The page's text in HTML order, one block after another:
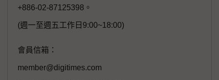
+886-02-87125398。
(週一至週五工作日9:00~18:00)
會員信箱：
member@digitimes.com